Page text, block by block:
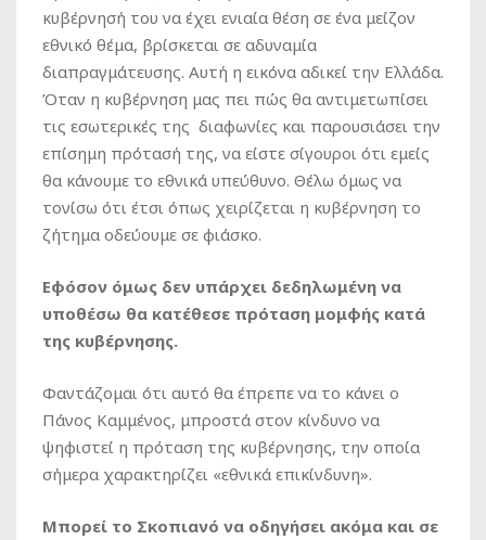
κυβέρνησή του να έχει ενιαία θέση σε ένα μείζον
εθνικό θέμα, βρίσκεται σε αδυναμία
διαπραγμάτευσης. Αυτή η εικόνα αδικεί την Ελλάδα.
Όταν η κυβέρνηση μας πει πώς θα αντιμετωπίσει
τις εσωτερικές της διαφωνίες και παρουσιάσει την
επίσημη πρότασή της, να είστε σίγουροι ότι εμείς
θα κάνουμε το εθνικά υπεύθυνο. Θέλω όμως να
τονίσω ότι έτσι όπως χειρίζεται η κυβέρνηση το
ζήτημα οδεύουμε σε φιάσκο.
Εφόσον όμως δεν υπάρχει δεδηλωμένη να
υποθέσω θα κατέθεσε πρόταση μομφής κατά
της κυβέρνησης.
Φαντάζομαι ότι αυτό θα έπρεπε να το κάνει ο
Πάνος Καμμένος, μπροστά στον κίνδυνο να
ψηφιστεί η πρόταση της κυβέρνησης, την οποία
σήμερα χαρακτηρίζει «εθνικά επικίνδυνη».
Μπορεί το Σκοπιανό να οδηγήσει ακόμα και σε